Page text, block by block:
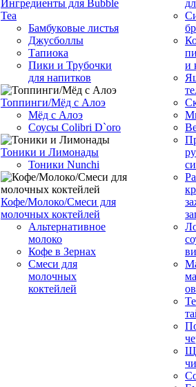
Ингредиенты для Bubble
Tea
Бамбуковые листья
Джусболлы
Тапиока
Пики и Трубочки
для напитков
Топпинги/Мёд с Алоэ
Мёд с Алоэ
Соусы Colibri D`oro
Тоники и Лимонады
Тоники Nunchi
Кофе/Молоко/Смеси для
молочных коктейлей
Альтернативное
молоко
Кофе в Зернах
Смеси для
молочных
коктейлей
и